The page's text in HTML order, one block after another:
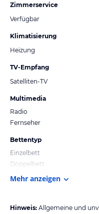
Zimmerservice
Verfügbar
Klimatisierung
Heizung
TV-Empfang
Satelliten-TV
Multimedia
Radio
Fernseher
Bettentyp
Einzelbett
Doppelbett
Mehr anzeigen
Hinweis: Allgemeine und